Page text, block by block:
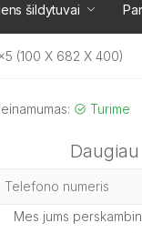
šildytuvai
(100 X 682 X 400)
Turime
Mes jums